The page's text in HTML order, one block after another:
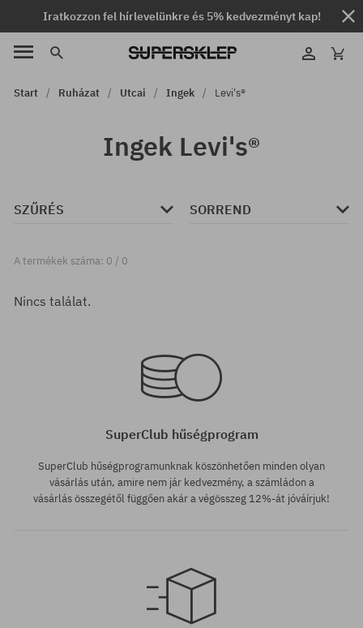
Iratkozzon fel hírlevelünkre és 5% kedvezményt kap!
Start Ruházat Utcai Ingek Levi's®
Ingek Levi's®
SZŰRÉS SORREND
A termékek száma: 0 / 0
Nincs találat.
SuperClub hűségprogram
SuperClub hűségprogramunknak köszönhetően minden olyan
vásárlás után, amire nem jár kedvezmény, a számládon a
vásárlás összegétől függően akár a végösszeg 12%-át jóváírjuk!